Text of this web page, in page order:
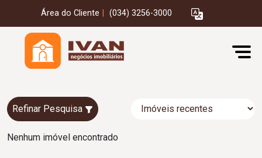
Área do Cliente (034) 3256-3000
Refinar Pesquisa
Nenhum imóvel encontrado